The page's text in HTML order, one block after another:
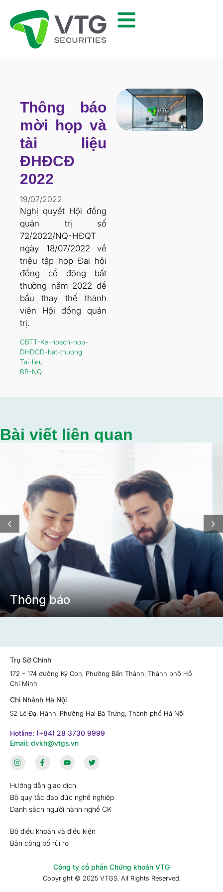
Thông báo
mời họp và
tài liệu
ĐHĐCĐ
2022
19/07/2022
Nghị quyết Hội đồng
quản trị số
72/2022/NQ-HĐQT
ngày 18/07/2022 về
triệu tập họp Đại hội
đồng cổ đông bất
thường năm 2022 để
bầu thay thế thành
viên Hội đồng quản
trị.
CBTT-Ke-hoach-hop-
DHDCD-bat-thuong
Tai-lieu
BB-NQ
Bài viết liên quan
Thông báo
‹ ›
Trụ Sở Chính
172 – 174 đường Ký Con, Phường Bến Thành, Thành phố Hồ
Chí Minh
Chi Nhánh Hà Nội
52 Lê Đại Hành, Phường Hai Bà Trưng, Thành phố Hà Nội
Hotline: (+84) 28 3730 9999
Email: dvkh@vtgs.vn
Hướng dẫn giao dịch
Bộ quy tắc đạo đức nghề nghiệp
Danh sách người hành nghề CK
Bộ điều khoản và điều kiện
Bản công bố rủi ro
Công ty cổ phần Chứng khoán VTG
Copyright © 2025 VTGS. All Rights Reserved.